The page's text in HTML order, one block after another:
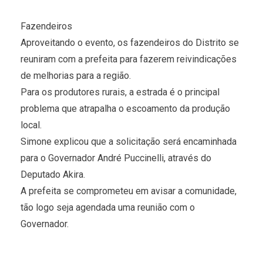
Fazendeiros
Aproveitando o evento, os fazendeiros do Distrito se
reuniram com a prefeita para fazerem reivindicações
de melhorias para a região.
Para os produtores rurais, a estrada é o principal
problema que atrapalha o escoamento da produção
local.
Simone explicou que a solicitação será encaminhada
para o Governador André Puccinelli, através do
Deputado Akira.
A prefeita se comprometeu em avisar a comunidade,
tão logo seja agendada uma reunião com o
Governador.